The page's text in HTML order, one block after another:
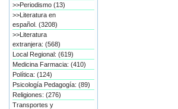
>>Periodismo (13)
>>Literatura en
español. (3208)
>>Literatura
extranjera: (568)
Local Regional: (619)
Medicina Farmacia: (410)
Política: (124)
Psicología Pedagogía: (89)
Religiones: (276)
Transportes y